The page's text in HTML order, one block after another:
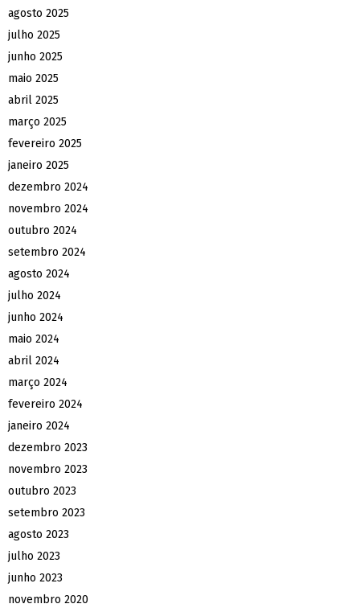
agosto 2025
julho 2025
junho 2025
maio 2025
abril 2025
março 2025
fevereiro 2025
janeiro 2025
dezembro 2024
novembro 2024
outubro 2024
setembro 2024
agosto 2024
julho 2024
junho 2024
maio 2024
abril 2024
março 2024
fevereiro 2024
janeiro 2024
dezembro 2023
novembro 2023
outubro 2023
setembro 2023
agosto 2023
julho 2023
junho 2023
novembro 2020